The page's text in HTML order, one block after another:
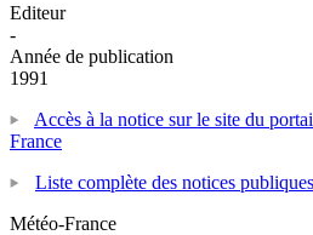
Editeur
-
Année de publication
1991
Accès à la notice sur le site du
France
Liste complète des notices publiques
Météo-France